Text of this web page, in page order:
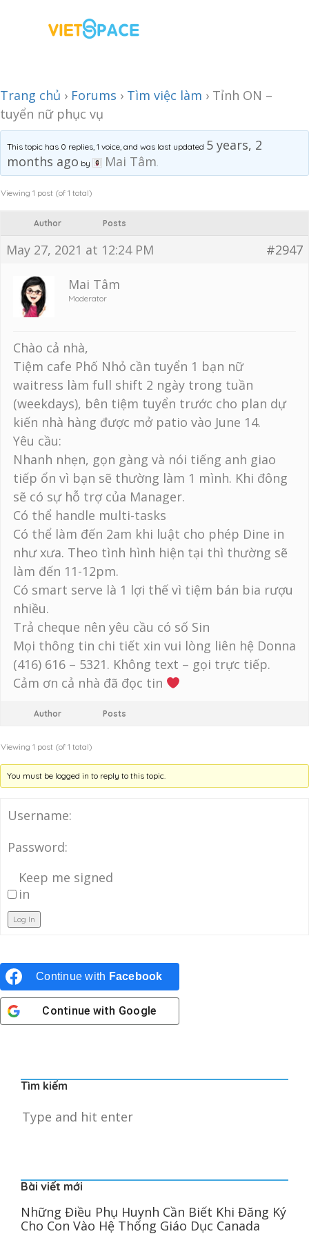
Trang chủ › Forums › Tìm việc làm › Tỉnh ON –
tuyển nữ phục vụ
This topic has 0 replies, 1 voice, and was last updated 5 years, 2
months ago by Mai Tâm.
Viewing 1 post (of 1 total)
Author Posts
May 27, 2021 at 12:24 PM #2947
Mai Tâm
Moderator
Chào cả nhà,
Tiệm cafe Phố Nhỏ cần tuyển 1 bạn nữ
waitress làm full shift 2 ngày trong tuần
(weekdays), bên tiệm tuyển trước cho plan dự
kiến nhà hàng được mở patio vào June 14.
Yêu cầu:
Nhanh nhẹn, gọn gàng và nói tiếng anh giao
tiếp ổn vì bạn sẽ thường làm 1 mình. Khi đông
sẽ có sự hỗ trợ của Manager.
Có thể handle multi-tasks
Có thể làm đến 2am khi luật cho phép Dine in
như xưa. Theo tình hình hiện tại thì thường sẽ
làm đến 11-12pm.
Có smart serve là 1 lợi thế vì tiệm bán bia rượu
nhiều.
Trả cheque nên yêu cầu có số Sin
Mọi thông tin chi tiết xin vui lòng liên hệ Donna
(416) 616 – 5321. Không text – gọi trực tiếp.
Cảm ơn cả nhà đã đọc tin
Author Posts
Viewing 1 post (of 1 total)
You must be logged in to reply to this topic.
Username:
Password:
Keep me signed
in
Log In
Continue with Facebook
Continue with Google
Tìm kiếm
Bài viết mới
Những Điều Phụ Huynh Cần Biết Khi Đăng Ký
Cho Con Vào Hệ Thống Giáo Dục Canada